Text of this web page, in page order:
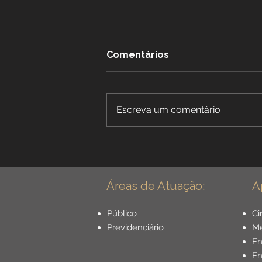
Especial para Cirurgião
Dentista - Guia Completo
Comentários
Escreva um comentário
Áreas de Atuação:
Público
Previdenciário